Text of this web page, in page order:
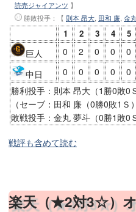
読売ジャイアンツ 】
勝敗投手 ：【 則本 昂大 田和 廉 金
1 2 3 4 5
巨人 0 2 0 0 0
中日
0 0 0 0 0
勝利投手：則本 昂大（1勝0敗0Ｓ
（セーブ：田和 廉（0勝0敗1Ｓ
敗戦投手：金丸 夢斗（0勝1敗0Ｓ
戦評も含めて読む
楽天（★2対3☆）